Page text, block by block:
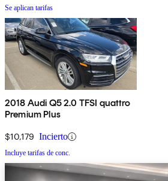
Se aplican tarifas
2018 Audi Q5 2.0 TFSI quattro
Premium Plus
$10,179 Incierto
Incluye tarifas de conc.